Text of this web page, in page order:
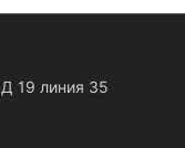
19 линия 35